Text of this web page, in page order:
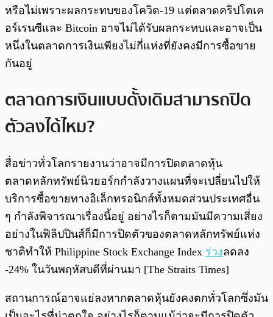
หรือไม่เพราะผลกระทบของโควิด-19 แต่ตลาดคริปโตเค
อร์เรนซีและ Bitcoin อาจไม่ได้รับผลกระทบและอาจเป็น
หนึ่งในตลาดการเงินเพียงไม่กี่แห่งที่ยังคงมีการซื้อขาย
กันอยู่
ตลาดการเงินแบบดั้งเดิมสามารถปิด
ตัวลงได้ไหม?
สื่อข่าวทั่วโลกรายงานว่าอาจมีการปิดตลาดหุ้น
ตลาดหลักทรัพย์นิวยอร์กกำลังวางแผนที่จะเปลี่ยนไปให้
บริการซื้อขายทางอิเล็กทรอนิกส์ทั้งหมดส่วนประเทศอื่น
ๆ กำลังพิจารณาเรื่องนี้อยู่ อย่างไรก็ตามมันมีความเสี่ยง
อย่างในฟิลิปปินส์ก็มีการปิดตัวของตลาดหลักทรัพย์แห่ง
ชาติทำให้ Philippine Stock Exchange Index ร่วงลดลง
-24% ในวันพฤหัสบดีที่ผ่านมา [The Straits Times]
สถานการณ์อาจแย่ลงหากตลาดหุ้นยังคงตกทั่วโลกซึ่งมัน